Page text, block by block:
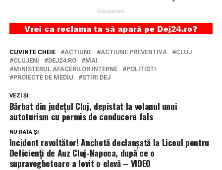
CUVINTE CHEIE ACTIUNE ACTIUNE PREVENTIVA
CLUJ
CLUJENI
DEJ24.RO
MAI
MINISTERUL AFACERILOR INTERNE
POLITISTI
PROIECTE DE MEDIU
STIRI DEJ
VEZI ȘI:
Bărbat din județul Cluj, depistat la volanul unui
autoturism cu permis de conducere fals
NU RATA ȘI
Incident revoltător! Anchetă declanșată la Liceul pentru
Deficienţi de Auz Cluj-Napoca, după ce o
supraveghetoare a lovit o elevă – VIDEO